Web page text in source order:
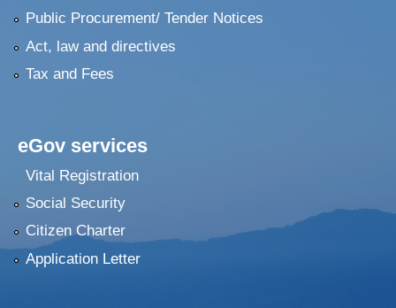
Public Procurement/ Tender Notices
Act, law and directives
Tax and Fees
eGov services
Vital Registration
Social Security
Citizen Charter
Application Letter